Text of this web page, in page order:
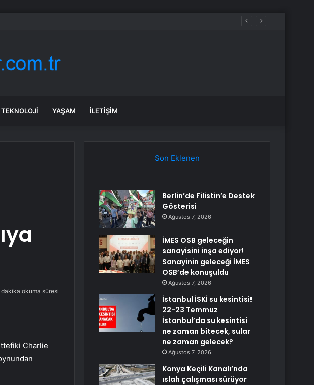
İMES OSB’de konuşuldu
TEKNOLOJI YAŞAM İLETIŞIM
dakika okuma süresi
Charlie
Son Eklenen
Berlin’de Filistin’e Destek
Gösterisi
Ağustos 7, 2026
İMES OSB geleceğin
sanayisini inşa ediyor!
Sanayinin geleceği İMES
OSB’de konuşuldu
Ağustos 7, 2026
İstanbul İSKİ su kesintisi!
22-23 Temmuz
İstanbul’da su kesintisi
ne zaman bitecek, sular
ne zaman gelecek?
Ağustos 7, 2026
Konya Keçili Kanalı’nda
ıslah çalışması sürüyor